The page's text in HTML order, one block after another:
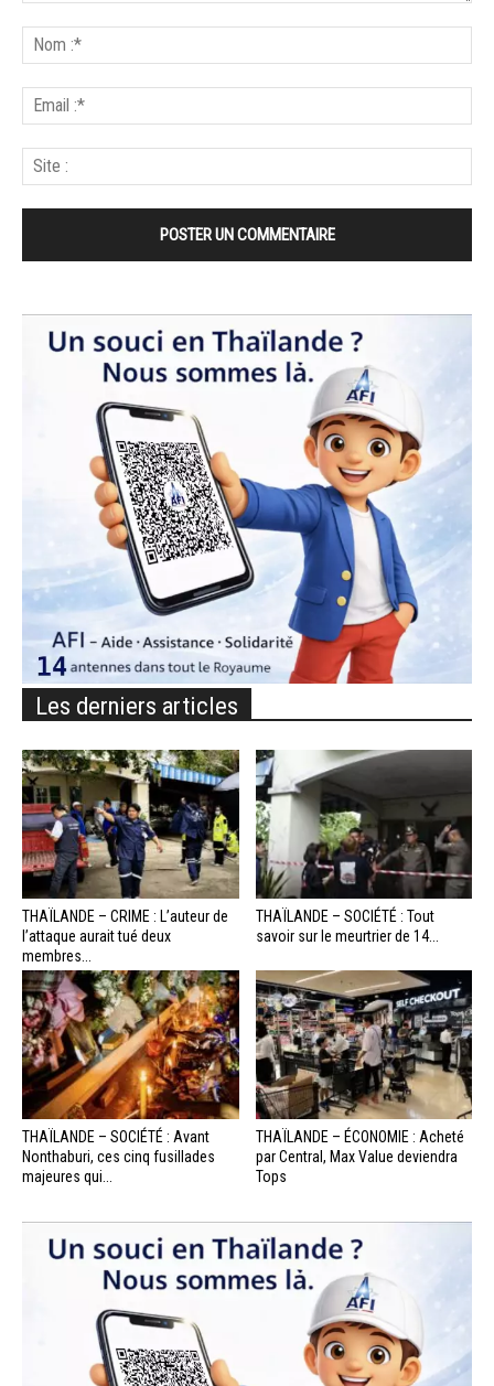
Les derniers articles
THAÏLANDE – CRIME : L’auteur de
l’attaque aurait tué deux
membres...
THAÏLANDE – SOCIÉTÉ : Tout
savoir sur le meurtrier de 14...
THAÏLANDE – SOCIÉTÉ : Avant
Nonthaburi, ces cinq fusillades
majeures qui...
THAÏLANDE – ÉCONOMIE : Acheté
par Central, Max Value deviendra
Tops